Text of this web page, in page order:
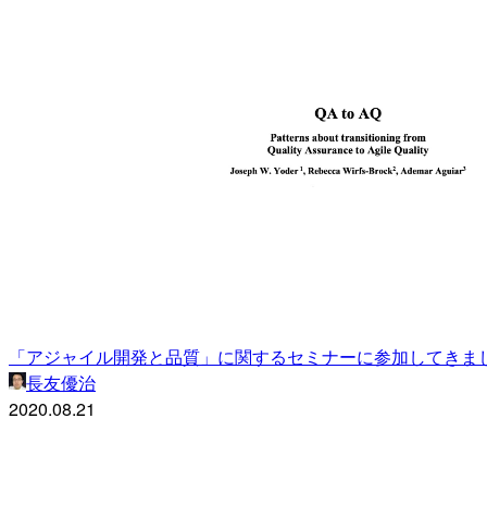
「アジャイル開発と品質」に関するセミナーに参加してきま
長友優治
2020.08.21